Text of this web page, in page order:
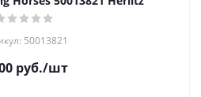
50013821
руб./шт